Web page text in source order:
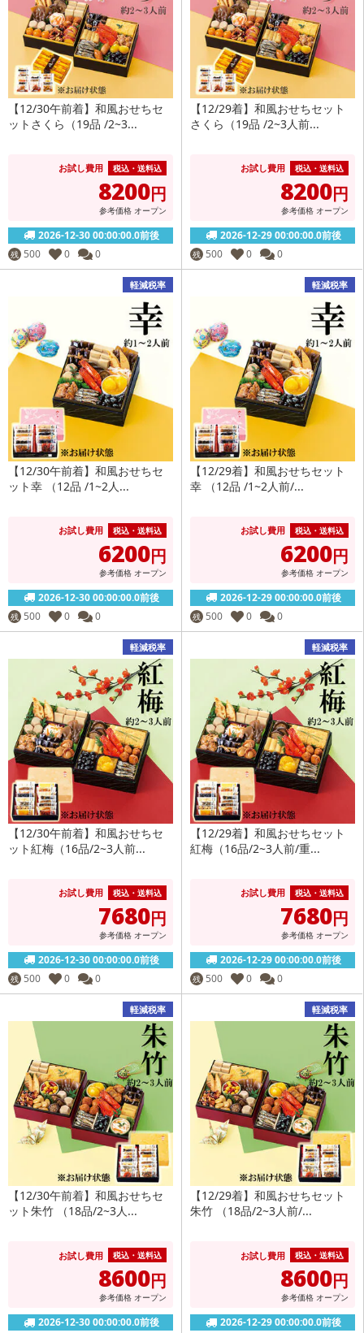
【12/30午前着】和風おせちセ
ットさくら（19品 /2~3...
お試し費用 税込・送料込
8200円
参考価格 オープン
2026-12-30 00:00:00.0前後
残 500 0 0
【12/29着】和風おせちセット
さくら（19品 /2~3人前...
お試し費用 税込・送料込
8200円
参考価格 オープン
2026-12-29 00:00:00.0前後
残 500 0 0
軽減税率
【12/30午前着】和風おせちセ
ット幸 （12品 /1~2人...
お試し費用 税込・送料込
6200円
参考価格 オープン
2026-12-30 00:00:00.0前後
残 500 0 0
軽減税率
【12/29着】和風おせちセット
幸 （12品 /1~2人前/...
お試し費用 税込・送料込
6200円
参考価格 オープン
2026-12-29 00:00:00.0前後
残 500 0 0
軽減税率
【12/30午前着】和風おせちセ
ット紅梅（16品/2~3人前...
お試し費用 税込・送料込
7680円
参考価格 オープン
2026-12-30 00:00:00.0前後
残 500 0 0
軽減税率
【12/29着】和風おせちセット
紅梅（16品/2~3人前/重...
お試し費用 税込・送料込
7680円
参考価格 オープン
2026-12-29 00:00:00.0前後
残 500 0 0
軽減税率
【12/30午前着】和風おせちセ
ット朱竹 （18品/2~3人...
お試し費用 税込・送料込
8600円
参考価格 オープン
2026-12-30 00:00:00.0前後
軽減税率
【12/29着】和風おせちセット
朱竹 （18品/2~3人前/...
お試し費用 税込・送料込
8600円
参考価格 オープン
2026-12-29 00:00:00.0前後